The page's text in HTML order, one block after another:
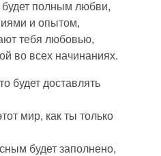
будет полным любви,
и опытом,
тебя любовью,
во всех начинаниях.
будет доставлять
мир, как ты только
будет заполнено,